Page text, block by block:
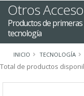
Otros
Productos de
tecnología
INICIO TECNOLOGÍA
Total de productos